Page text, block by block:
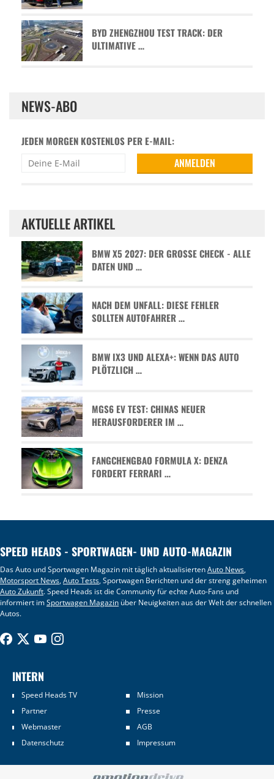
BYD ZHENGZHOU TEST TRACK: DER
ULTIMATIVE …
NEWS-ABO
JEDEN MORGEN KOSTENLOS PER E-MAIL:
AKTUELLE ARTIKEL
BMW X5 2027: DER GROSSE CHECK - ALLE D
ATEN UND …
NACH DEM UNFALL: DIESE FEHLER
SOLLTEN AUTOFAHRER …
BMW IX3 UND ALEXA+: WENN DAS AUTO
PLÖTZLICH …
MGS6 EV TEST: CHINAS NEUER
HERAUSFORDERER IM …
FANGCHENGBAO FORMULA X: DENZA
FORDERT FERRARI …
SPEED HEADS - SPORTWAGEN- UND AUTO-MAGAZIN
Das Auto und Sportwagen Magazin mit täglich aktualisiertenAuto News,
Motorsport News,Auto Tests, Sportwagen Berichten und der streng geheimen
Auto Zukunft. Speed Heads ist die Community für echte Auto-Fans und
informiert imSportwagen Magazin über Neuigkeiten aus der Welt der schnellen
Autos.
INTERN
Speed Heads TV
Mission
Partner
Presse
Webmaster
AGB
Datenschutz
Impressum